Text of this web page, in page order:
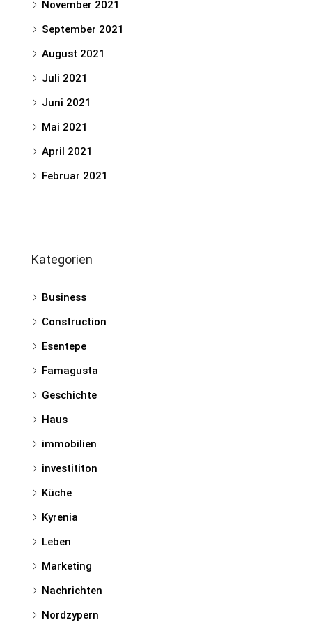
November 2021
September 2021
August 2021
Juli 2021
Juni 2021
Mai 2021
April 2021
Februar 2021
Kategorien
Business
Construction
Esentepe
Famagusta
Geschichte
Haus
immobilien
investititon
Küche
Kyrenia
Leben
Marketing
Nachrichten
Nordzypern